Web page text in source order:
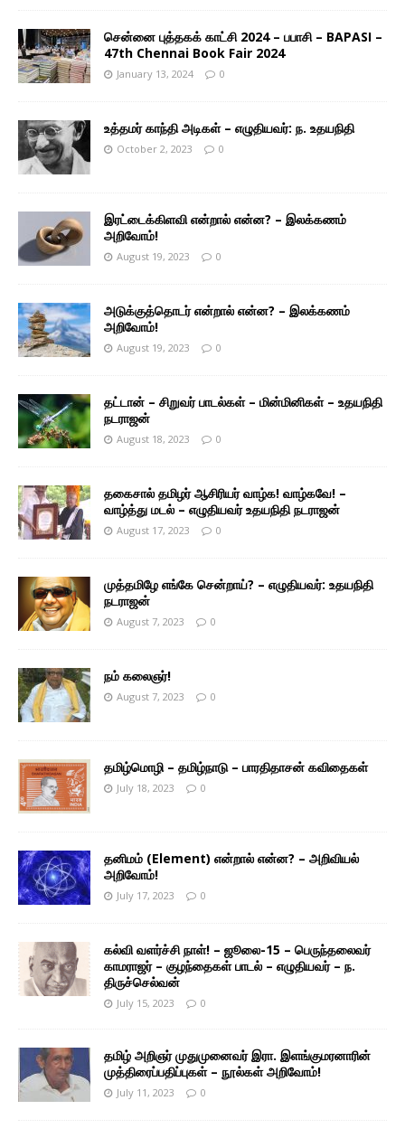
சென்னை புத்தகக் காட்சி 2024 – பபாசி – BAPASI –
47th Chennai Book Fair 2024
January 13, 2024 0
உத்தமர் காந்தி அடிகள் – எழுதியவர்: ந. உதயநிதி
October 2, 2023 0
இரட்டைக்கிளவி என்றால் என்ன? – இலக்கணம்
அறிவோம்!
August 19, 2023 0
அடுக்குத்தொடர் என்றால் என்ன? – இலக்கணம்
அறிவோம்!
August 19, 2023 0
தட்டான் – சிறுவர் பாடல்கள் – மின்மினிகள் – உதயநிதி
நடராஜன்
August 18, 2023 0
தகைசால் தமிழர் ஆசிரியர் வாழ்க! வாழ்கவே! –
வாழ்த்து மடல் – எழுதியவர் உதயநிதி நடராஜன்
August 17, 2023 0
முத்தமிழே எங்கே சென்றாய்? – எழுதியவர்: உதயநிதி
நடராஜன்
August 7, 2023 0
நம் கலைஞர்!
August 7, 2023 0
தமிழ்மொழி – தமிழ்நாடு – பாரதிதாசன் கவிதைகள்
July 18, 2023 0
தனிமம் (Element) என்றால் என்ன? – அறிவியல்
அறிவோம்!
July 17, 2023 0
கல்வி வளர்ச்சி நாள்! – ஜூலை-15 – பெருந்தலைவர்
காமராஜர் – குழந்தைகள் பாடல் – எழுதியவர் – ந.
திருச்செல்வன்
July 15, 2023 0
தமிழ் அறிஞர் முதுமுனைவர் இரா. இளங்குமரனாரின்
முத்திரைப்பதிப்புகள் – நூல்கள் அறிவோம்!
July 11, 2023 0